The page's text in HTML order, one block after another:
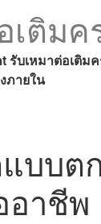
เติมค
รับเหมาต่อเติม
ภายใน
บบต
อาชีพ